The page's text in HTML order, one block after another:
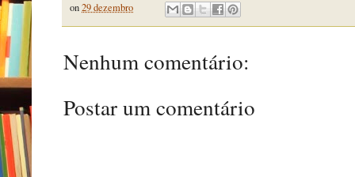
on29 dezembro
Nenhum comentário:
Postar um comentário